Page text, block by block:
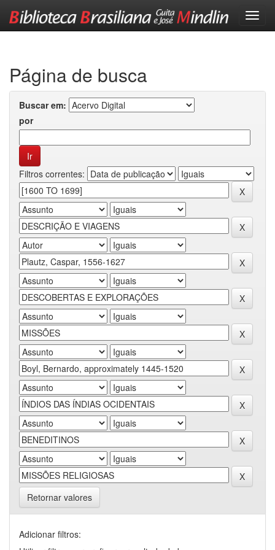
Página de busca
Buscar em:
por
Filtros correntes:
Retornar valores
Adicionar filtros: